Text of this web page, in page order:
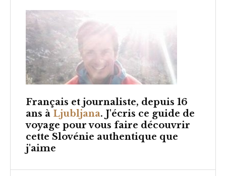
Français et journaliste, depuis 16
ans à Ljubljana. J'écris ce guide de
voyage pour vous faire découvrir
cette Slovénie authentique que
j'aime